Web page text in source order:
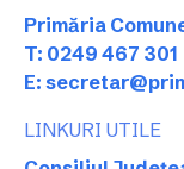
Primăria
T: 0249 467 301
E:
LINKURI UTILE